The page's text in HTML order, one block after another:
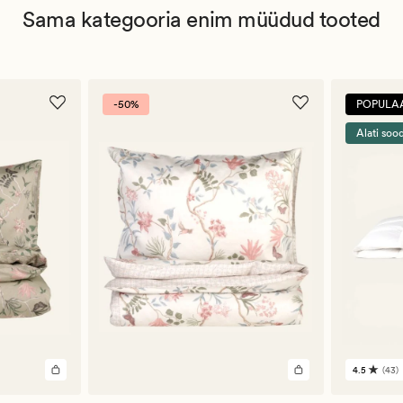
Sama kategooria enim müüdud tooted
-50%
Alati
43
4.5 (43)